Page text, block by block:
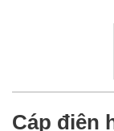
Cáp điện